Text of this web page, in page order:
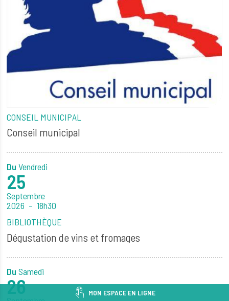
CONSEIL MUNICIPAL
Conseil municipal
DuVendredi
25
Septembre
2026
18h30
BIBLIOTHÈQUE
Dégustation de vins et fromages
DuSamedi
26 MON ESPACE EN LIGNE